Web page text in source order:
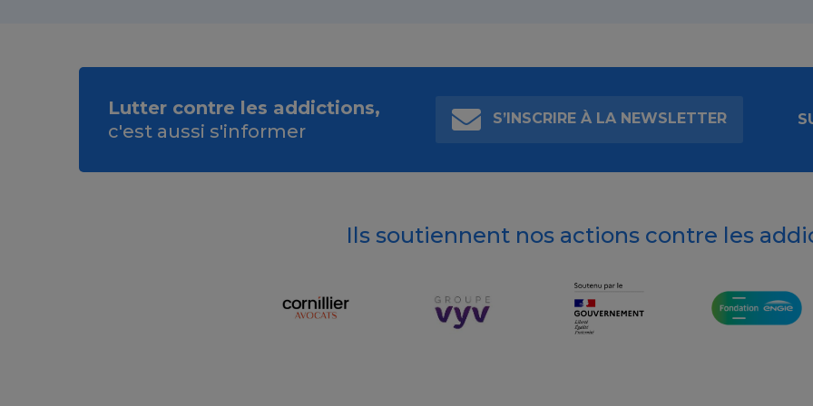
Lutter contre les addictions,
c'est aussi s'informer
S’INSCRIRE À LA NEWSLETTER
Ils soutiennent nos actions contre les